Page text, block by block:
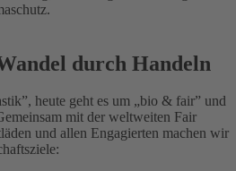
durch Handeln
heute geht es um „bio & fair” und
mit der weltweiten Fair
und allen Engagierten machen wir